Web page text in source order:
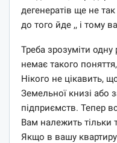
дегенератів ще не
до того йде ,, і тому
Треба зрозуміти одну
немає такого
Нікого не цікавить,
Земельної книзі або
підприємств. Тепер
Вам належить тільки
Якщо в вашу квартиру